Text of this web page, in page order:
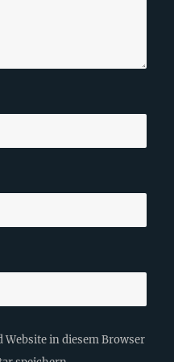
in diesem Browser